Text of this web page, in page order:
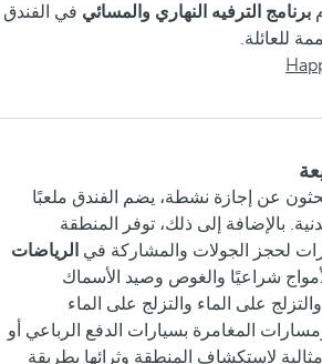
برنامج الترفيه النهاري والمسائي في الفندق
للعائلة.
عن إجازة نشطة، يضم الفندق ملعبًا
بالإضافة إلى ذلك، توفر المنطقة
لحجز الجولات والمشاركة في الرياضات
شراعيًا والغوص وصيد الأسماك
على الماء والتزلج على الماء
المغامرة بسيارات الدفع الرباعي أو
لاستكشاف المنطقة وثرائها بطريقة